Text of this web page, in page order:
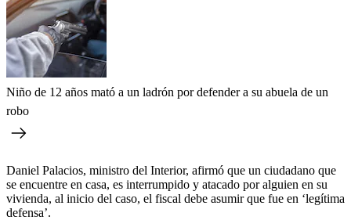
Niño de 12 años mató a un ladrón por defender a su abuela de un
robo
Daniel Palacios, ministro del Interior, afirmó que un ciudadano que
se encuentre en casa, es interrumpido y atacado por alguien en su
vivienda, al inicio del caso, el fiscal debe asumir que fue en ‘legítima
defensa’.